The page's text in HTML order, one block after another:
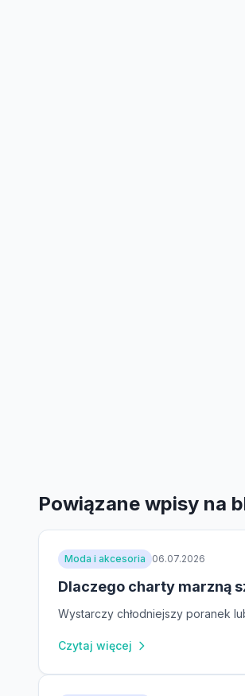
Powiązane wpisy na
Moda i akcesoria 06.07.2026
Dlaczego charty marzną
Wystarczy chłodniejszy poranek
Czytaj więcej